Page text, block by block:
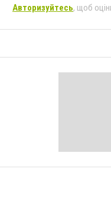
Авторизуйтесь, щоб